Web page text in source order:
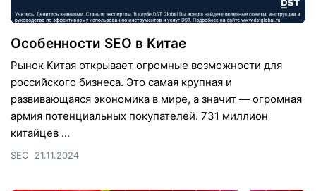
Особенности SEO в Китае
Рынок Китая открывает огромные возможности для
российского бизнеса. Это самая крупная и
развивающаяся экономика в мире, а значит — огромная
армия потенциальных покупателей. 731 миллион
китайцев ...
SEO 21.11.2024